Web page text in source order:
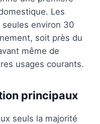
Les
environ 30
soit près du
même de
usages courants.
principaux
seuls la majorité